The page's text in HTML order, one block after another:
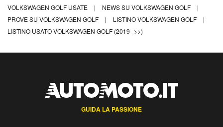
VOLKSWAGEN GOLF USATE
| NEWS SU VOLKSWAGEN GOLF
|
PROVE SU VOLKSWAGEN GOLF
| LISTINO VOLKSWAGEN GOLF
|
LISTINO USATO VOLKSWAGEN GOLF (2019-->>)
GUIDA LA PASSIONE